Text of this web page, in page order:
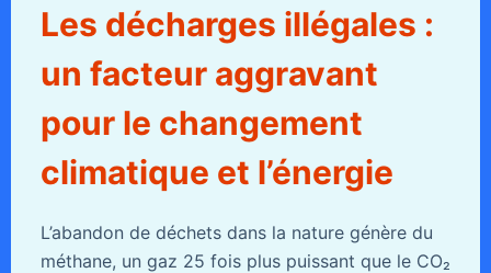
Les décharges illégales :
un facteur aggravant
pour le changement
climatique et l’énergie
L’abandon de déchets dans la nature génère du
méthane, un gaz 25 fois plus puissant que le CO₂